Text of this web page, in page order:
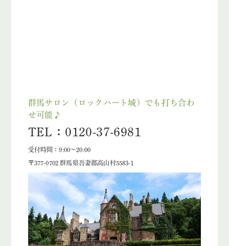
群馬サロン（ロックハート城）でも打ち合わ
せ可能♪
TEL：0120-37-6981
受付時間：9:00～20:00
〒377-0702 群馬県吾妻郡高山村5583-1